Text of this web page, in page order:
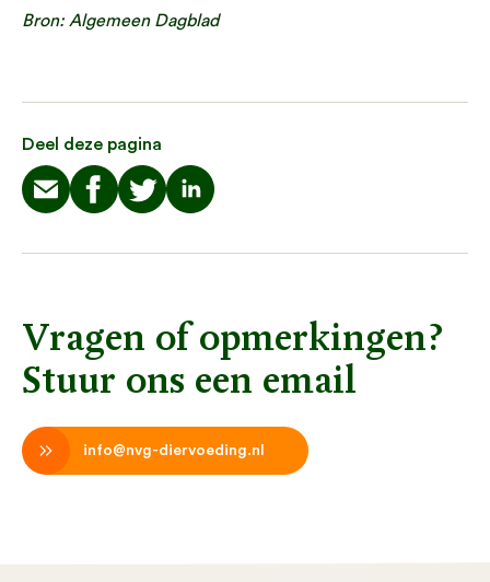
Bron: Algemeen Dagblad
Deel deze pagina
Vragen of opmerkingen?
Stuur ons een email
info@nvg-diervoeding.nl